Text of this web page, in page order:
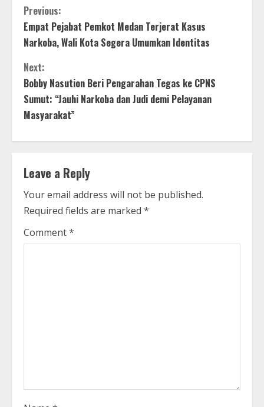
C
o
n
t
i
n
u
e
R
e
Previous:
Empat Pejabat Pemkot Medan Terjerat Kasus
Narkoba, Wali Kota Segera Umumkan Identitas
Next:
Bobby Nasution Beri Pengarahan Tegas ke CPNS
Sumut: “Jauhi Narkoba dan Judi demi Pelayanan
Masyarakat”
Leave a Reply
Your email address will not be published.
Required fields are marked *
Comment*